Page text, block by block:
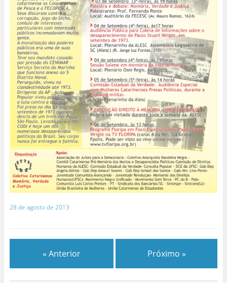
28 de agosto de 2013
« Anterior Próximo »